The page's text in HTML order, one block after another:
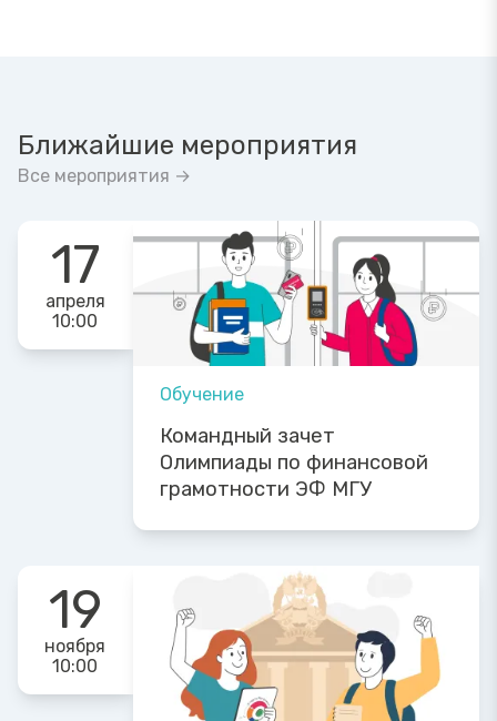
Ближайшие мероприятия
Все мероприятия →
17
апреля
10:00
Обучение
Командный зачет
Олимпиады по финансовой
грамотности ЭФ МГУ
19
ноября
10:00